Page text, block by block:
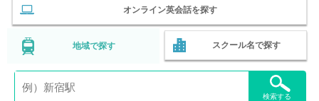
オンライン英会話を探す
地域で探す スクール名で探す
検索する